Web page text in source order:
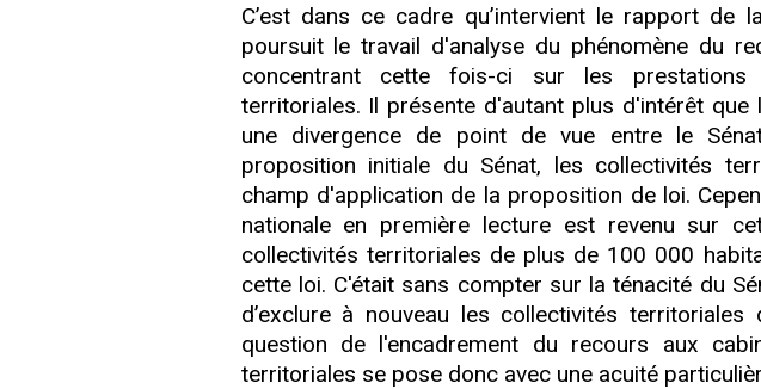
C’est dans ce cadre qu’intervient le rapport
poursuit le travail d'analyse du phénomène du
concentrant cette fois-ci sur les prestations
territoriales. Il présente d'autant plus d'intérêt
une divergence de point de vue entre le
proposition initiale du Sénat, les collectivités
champ d'application de la proposition de loi.
nationale en première lecture est revenu sur
collectivités territoriales de plus de 100 000
cette loi. C'était sans compter sur la ténacité du
d’exclure à nouveau les collectivités
question de l'encadrement du recours aux
territoriales se pose donc avec une acuité